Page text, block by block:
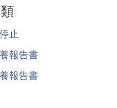
止
報告書
報告書